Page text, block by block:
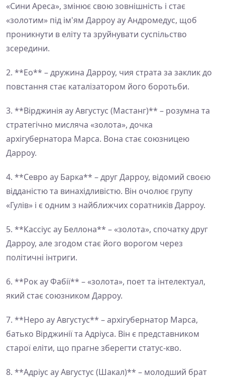
«Сини Ареса», змінює свою зовнішність і стає
«золотим» під ім'ям Дарроу ау Андромедус, щоб
проникнути в еліту та зруйнувати суспільство
зсередини.
2. **Ео** – дружина Дарроу, чия страта за заклик до
повстання стає каталізатором його боротьби.
3. **Вірджинія ау Августус (Мастанг)** – розумна та
стратегічно мисляча «золота», дочка
архігубернатора Марса. Вона стає союзницею
Дарроу.
4. **Севро ау Барка** – друг Дарроу, відомий своєю
відданістю та винахідливістю. Він очолює групу
«Гулів» і є одним з найближчих соратників Дарроу.
5. **Кассіус ау Беллона** – «золота», спочатку друг
Дарроу, але згодом стає його ворогом через
політичні інтриги.
6. **Рок ау Фабії** – «золота», поет та інтелектуал,
який стає союзником Дарроу.
7. **Неро ау Августус** – архігубернатор Марса,
батько Вірджинії та Адріуса. Він є представником
старої еліти, що прагне зберегти статус-кво.
8. **Адріус ау Августус (Шакал)** – молодший брат